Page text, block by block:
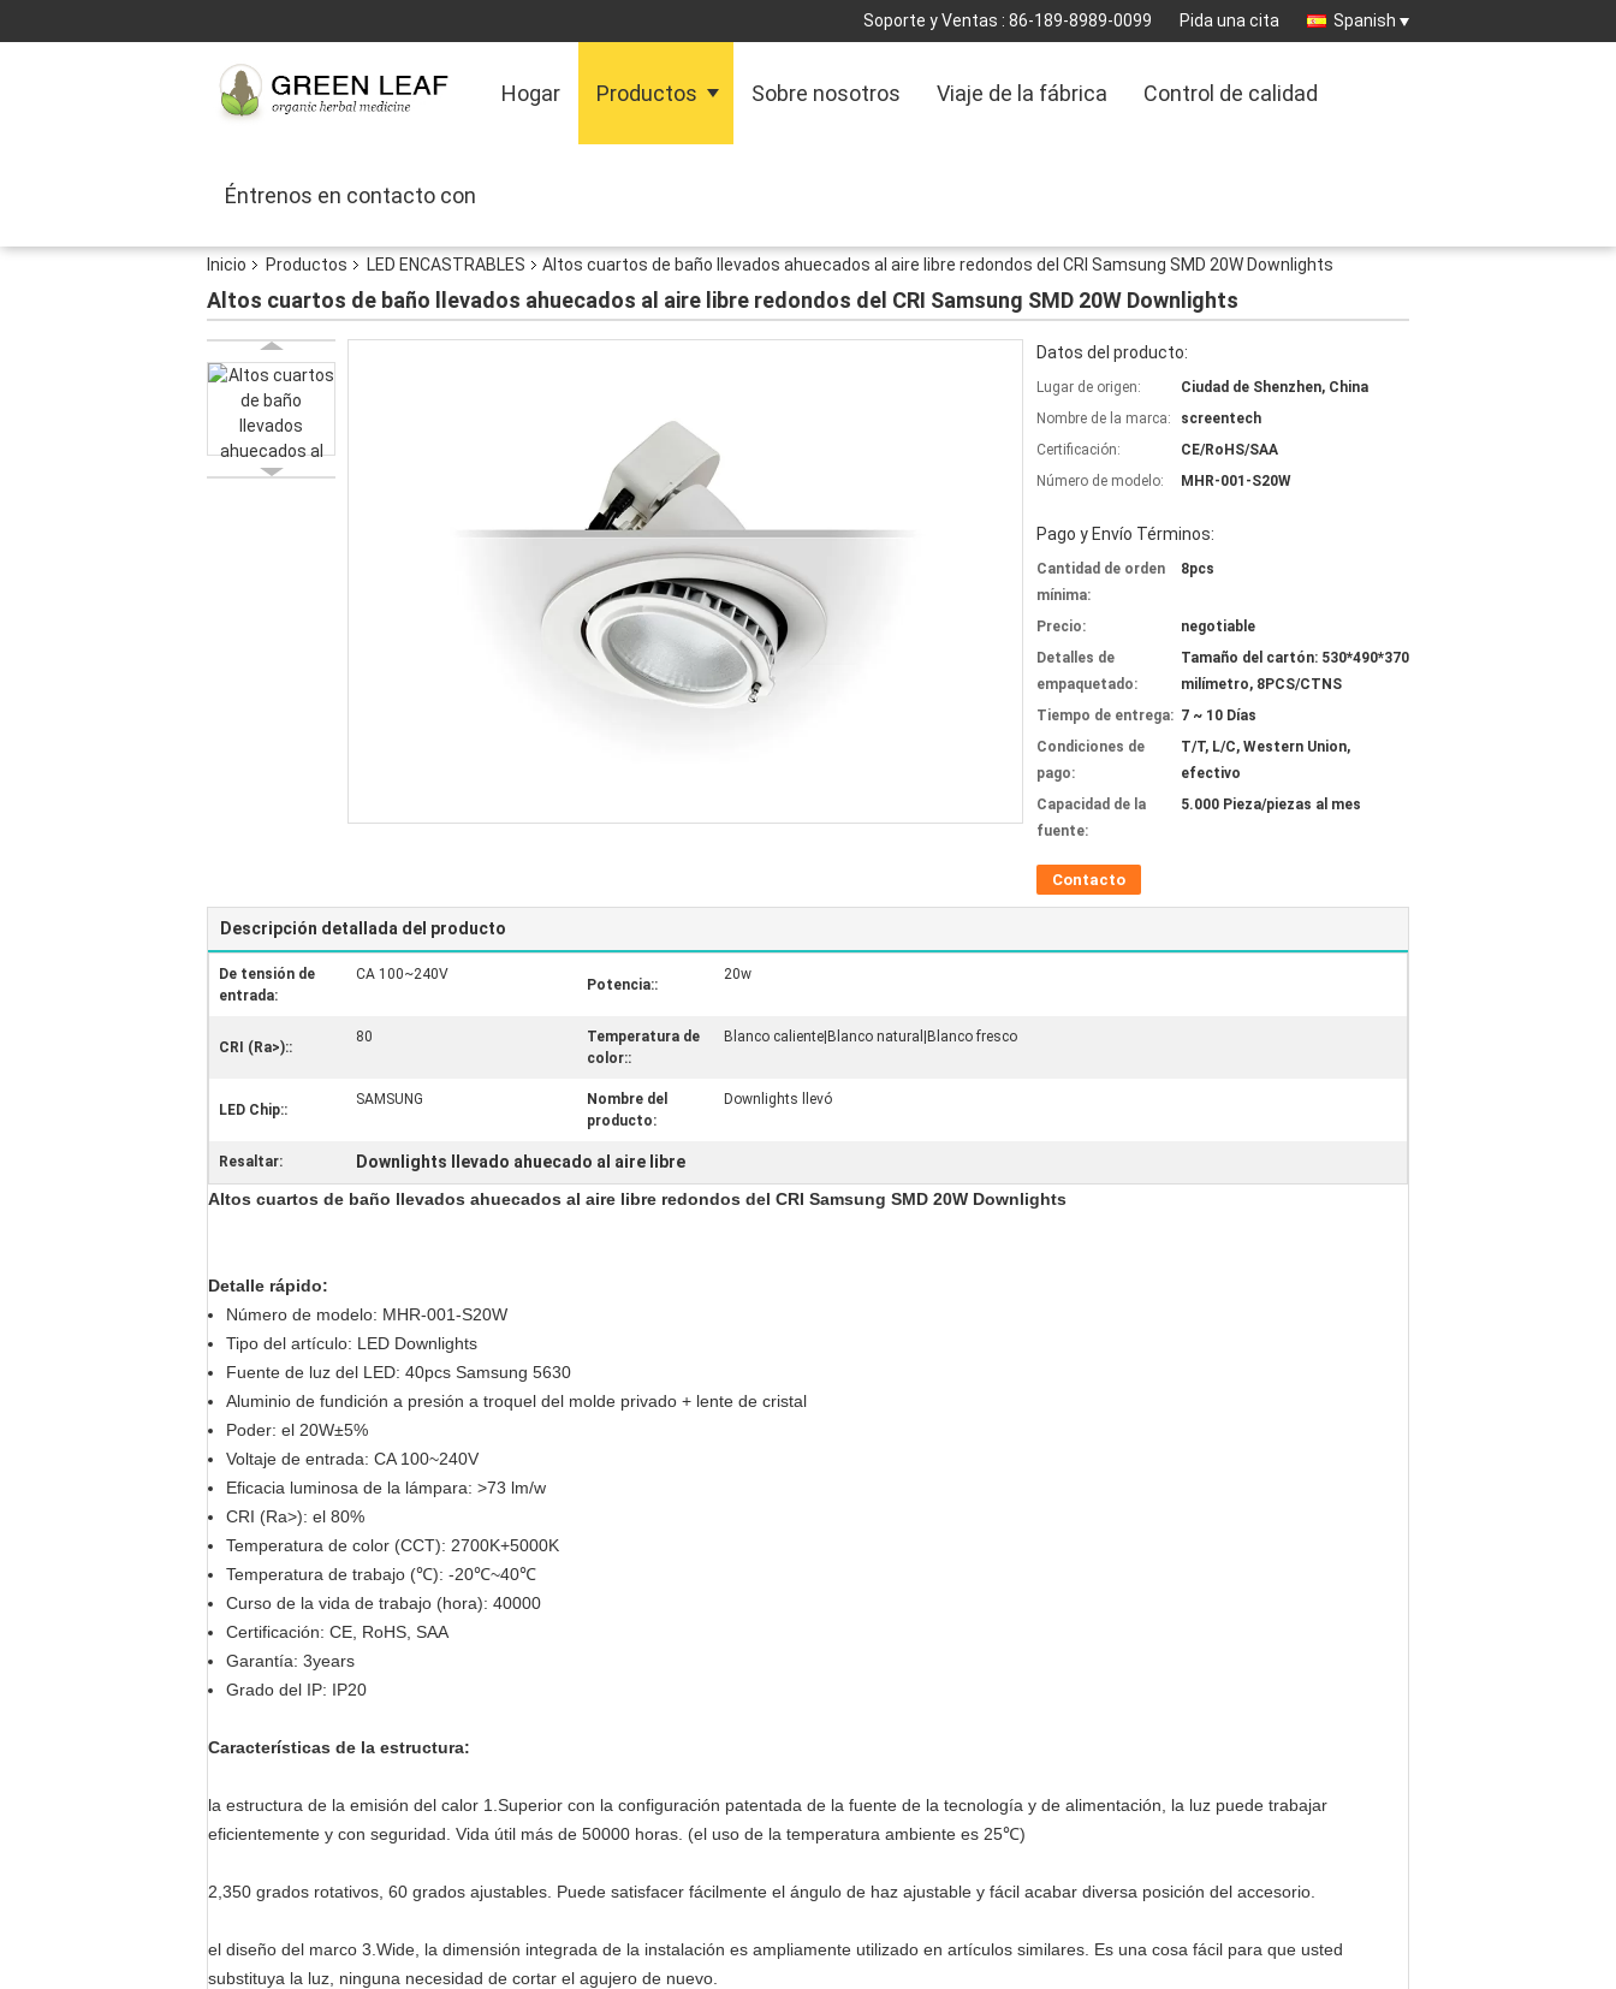
Soporte y Ventas : 86-189-8989-0099 Pida una cita Spanish
Hogar Productos Sobre nosotros Viaje de la fábrica Control de calidad
Éntrenos en contacto con
Inicio Productos LED ENCASTRABLES Altos cuartos de baño llevados ahuecados al aire libre redondos del CRI Samsung SMD 20W Downlights
Altos cuartos de baño llevados ahuecados al aire libre redondos del CRI Samsung SMD 20W Downlights
Datos del producto:
Lugar de origen:
Ciudad de Shenzhen, China
Nombre de la marca:
screentech
Certificación:
CE/RoHS/SAA
Número de modelo:
MHR-001-S20W
Pago y Envío Términos:
Cantidad de orden
mínima:
8pcs
Precio:
negotiable
Detalles de
empaquetado:
Tamaño del cartón: 530*490*370
milímetro, 8PCS/CTNS
Tiempo de entrega: 7 ~ 10 Días
Condiciones de
pago:
T/T, L/C, Western Union,
efectivo
Capacidad de la
fuente:
5.000 Pieza/piezas al mes
Contacto
Descripción detallada del producto
De tensión de
entrada:
CA 100~240V
Potencia::
20w
CRI (Ra>)::
80
Temperatura de
color::
Blanco caliente|Blanco natural|Blanco fresco
LED Chip::
SAMSUNG
Nombre del
producto:
Downlights llevó
Resaltar:
Downlights llevado ahuecado al aire libre
Altos cuartos de baño llevados ahuecados al aire libre redondos del CRI Samsung SMD 20W Downlights
Detalle rápido:
Número de modelo: MHR-001-S20W
Tipo del artículo: LED Downlights
Fuente de luz del LED: 40pcs Samsung 5630
Aluminio de fundición a presión a troquel del molde privado + lente de cristal
Poder: el 20W±5%
Voltaje de entrada: CA 100~240V
Eficacia luminosa de la lámpara: >73 lm/w
CRI (Ra>): el 80%
Temperatura de color (CCT): 2700K+5000K
Temperatura de trabajo (℃): -20℃~40℃
Curso de la vida de trabajo (hora): 40000
Certificación: CE, RoHS, SAA
Garantía: 3years
Grado del IP: IP20
Características de la estructura:
la estructura de la emisión del calor 1.Superior con la configuración patentada de la fuente de la tecnología y de alimentación, la luz puede trabajar
eficientemente y con seguridad. Vida útil más de 50000 horas. (el uso de la temperatura ambiente es 25℃)
2,350 grados rotativos, 60 grados ajustables. Puede satisfacer fácilmente el ángulo de haz ajustable y fácil acabar diversa posición del accesorio.
el diseño del marco 3.Wide, la dimensión integrada de la instalación es ampliamente utilizado en artículos similares. Es una cosa fácil para que usted
substituya la luz, ninguna necesidad de cortar el agujero de nuevo.